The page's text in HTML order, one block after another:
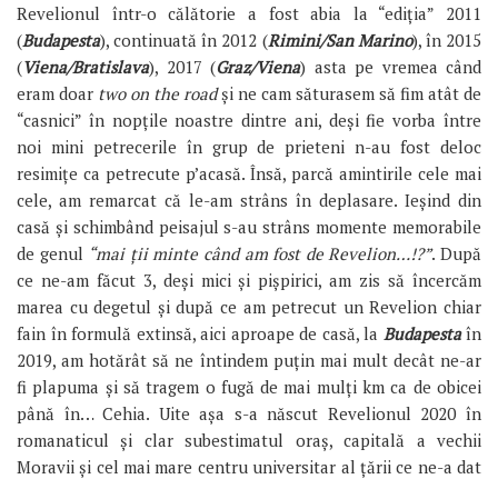
Revelionul într-o călătorie a fost abia la “ediția” 2011
(Budapesta), continuată în 2012 (Rimini/San Marino), în 2015
(Viena/Bratislava), 2017 (Graz/Viena) asta pe vremea când
eram doar two on the roadși ne cam săturasem să fim atât de
“casnici” în nopțile noastre dintre ani, deși fie vorba între
noi mini petrecerile în grup de prieteni n-au fost deloc
resimițe ca petrecute p’acasă. Însă, parcă amintirile cele mai
cele, am remarcat că le-am strâns în deplasare. Ieșind din
casă și schimbând peisajul s-au strâns momente memorabile
de genul “mai ții minte când am fost de Revelion…!?”. După
ce ne-am făcut 3, deși mici și pișpirici, am zis să încercăm
marea cu degetul și după ce am petrecut un Revelion chiar
fain în formulă extinsă, aici aproape de casă, la Budapestaîn
2019, am hotărât să ne întindem puțin mai mult decât ne-ar
fi plapuma și să tragem o fugă de mai mulți km ca de obicei
până în… Cehia. Uite așa s-a născut Revelionul 2020 în
romanaticul și clar subestimatul oraș, capitală a vechii
Moravii și cel mai mare centru universitar al țării ce ne-a dat